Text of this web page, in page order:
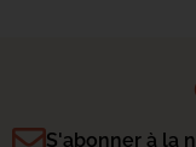
S'abonner à la